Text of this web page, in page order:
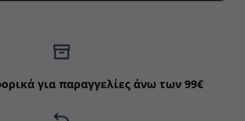
για παραγγελίες άνω των 99€